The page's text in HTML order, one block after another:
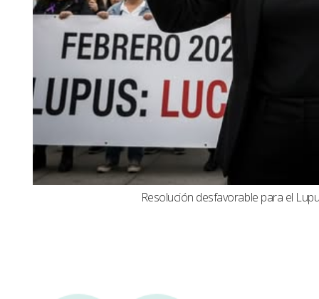
Resolución desfavorable para el